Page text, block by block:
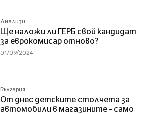
Анализи
Ще наложи ли ГЕРБ свой кандидат
за еврокомисар отново?
01/09/2024
България
От днес детските столчета за
автомобили в магазините – само